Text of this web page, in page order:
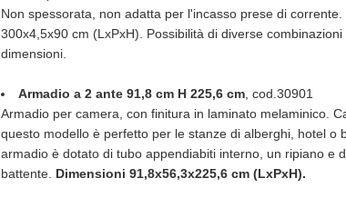
Non spessorata, non adatta per l'incasso prese di corrente.
300x4,5x90 cm (LxPxH). Possibilità di diverse
dimensioni.
Armadio a 2 ante 91,8 cm H 225,6 cm , cod.30901
Armadio per camera, con finitura in laminato melaminico.
questo modello è perfetto per le stanze di alberghi, hotel o
armadio è dotato di tubo appendiabiti interno, un ripiano e
battente. Dimensioni 91,8x56,3x225,6 cm (LxPxH).